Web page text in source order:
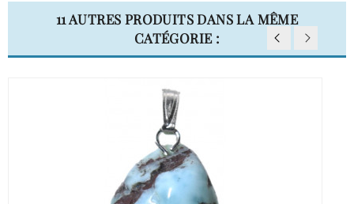
11 AUTRES PRODUITS DANS LA MÊME
CATÉGORIE :